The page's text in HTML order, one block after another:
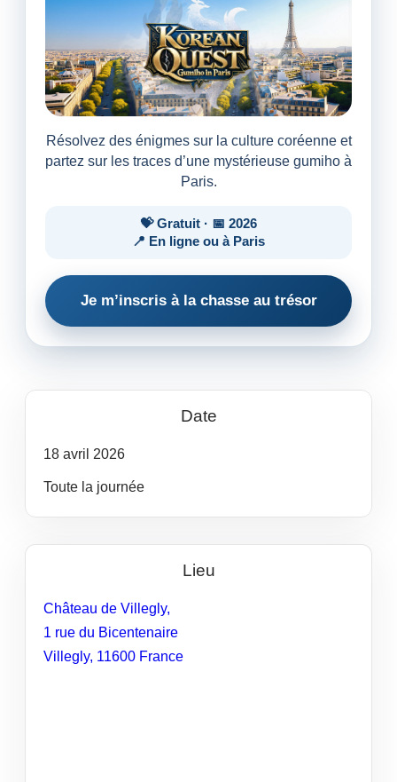
Résolvez des énigmes sur la culture coréenne et
partez sur les traces d’une mystérieuse gumiho à
Paris.
💝 Gratuit · 📅 2026
📍 En ligne ou à Paris
Je m’inscris à la chasse au trésor
Date
18 avril 2026
Toute la journée
Lieu
Château de Villegly,
1 rue du Bicentenaire
Villegly, 11600 France